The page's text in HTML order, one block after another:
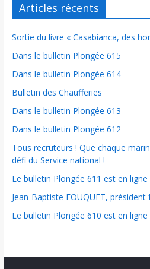
Articles récents
Sortie du livre « Casabianca, des
Dans le bulletin Plongée 615
Dans le bulletin Plongée 614
Bulletin des Chaufferies
Dans le bulletin Plongée 613
Dans le bulletin Plongée 612
Tous recruteurs ! Que chaque
défi du Service national !
Le bulletin Plongée 611 est en ligne
Jean-Baptiste FOUQUET, président
Le bulletin Plongée 610 est en ligne